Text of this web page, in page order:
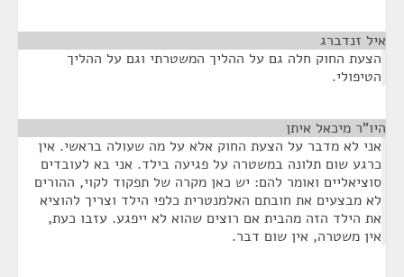
איל זנדברג
הצעת החוק חלה גם על ההליך המשטרתי וגם על ההליך
הטיפולי.
היו"ר מיכאל איתן
אני לא מדבר על הצעת החוק אלא על מה שעולה בראשי. אין
כרגע שום תלונה במשטרה על פגיעה בילד. אני בא לעובדים
סוציאליים ואומר להם: יש כאן מקרה של תפקוד לקוי, ההורים
לא מבצעים את חובתם האלמנטרית כלפי הילד וצריך להוציא
את הילד הזה מהבית אם רוצים שהוא לא ייפגע. עזבו כעת,
אין משטרה, אין שום דבר.